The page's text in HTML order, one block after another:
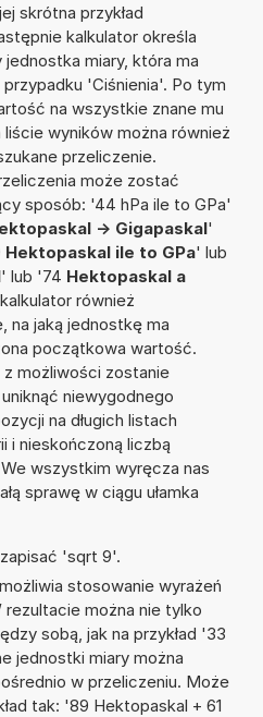
skrótna przykład
kalkulator określa
miary, która ma
'Ciśnienia'. Po tym
na wszystkie znane mu
wyników można również
przeliczenie.
może zostać
sposób: '44 hPa ile to GPa'
-> Gigapaskal'
Hektopaskal ile to GPa' lub
' lub '74 Hektopaskal a
również
na jaką jednostkę ma
początkowa wartość.
możliwości zostanie
niewygodnego
na długich listach
i nieskończoną liczbą
wszystkim wyręcza nas
sprawę w ciągu ułamka
'sqrt 9'.
stosowanie wyrażeń
można nie tylko
sobą, jak na przykład '33
jednostki miary można
w przeliczeniu. Może
tak: '89 Hektopaskal + 61